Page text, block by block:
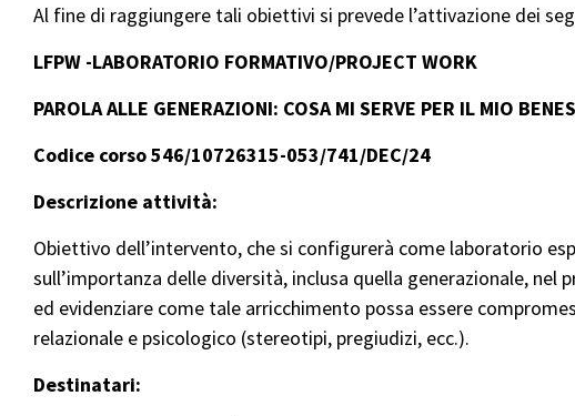
Al fine di raggiungere tali obiettivi si prevede l’attivazione dei
LFPW -LABORATORIO FORMATIVO/PROJECT WORK
PAROLA ALLE GENERAZIONI: COSA MI SERVE PER IL MIO
Codice corso 546/10726315-053/741/DEC/24
Descrizione attività:
Obiettivo dell’intervento, che si configurerà come laboratorio
sull’importanza delle diversità, inclusa quella generazionale, nel
ed evidenziare come tale arricchimento possa essere
relazionale e psicologico (stereotipi, pregiudizi, ecc.).
Destinatari: